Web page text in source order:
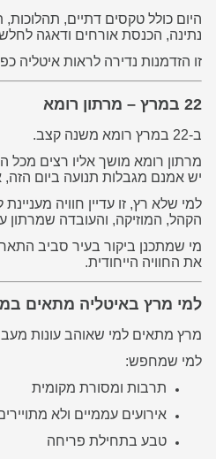
היום כולל טקסים דתיים,
נתינה, הכנסת אורחים ודאגה
זו הזדמנות נדירה לראות איטליה
22 במרץ – מרתון רומא
ב-22 במרץ רומא משנה קצב.
מרתון רומא מושך אליו רצים מכל
יש אמנם מגבלות תנועה ביום
למי שלא רץ, זו עדיין חוויה
הקהל, המוזיקה, והעובדה שמרתון
מי שמתכנן ביקור בעיר סביב
את החוויה הייחודית.
למי מרץ באיטליה מתאים
מרץ מתאים למי שאוהב עונות
למי שמחפש:
תרבות ומסורת מקומית
אירועים עממיים ולא
טבע בתחילת פריחה